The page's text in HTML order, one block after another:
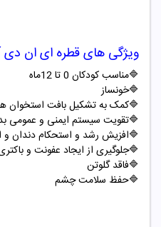
ویژگی های قطره ای ان دی
🔷مناسب کودکان 0تا12ماه
🔷خونساز
🔷کمک به تشکیل بافت استخوان
🔷تقویت سیستم ایمنی و عمومی
🔷افزیش رشد و استحکام دندان و
🔷جلوگیری از ایجاد عفونت و
🔷فاقد گلوتن
🔷حفظ سلامت چشم